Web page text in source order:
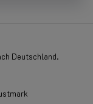
Deutschland.